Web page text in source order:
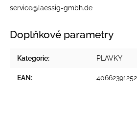
service@laessig-gmbh.de
Doplňkové parametry
Kategorie: PLAVKY
EAN: